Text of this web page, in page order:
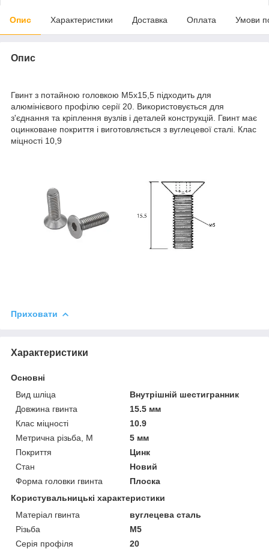
Опис Характеристики Доставка Оплата Умови
Опис
Гвинт з потайною головкою М5х15,5 підходить для
алюмінієвого профілю серії 20. Використовується для
з'єднання та кріплення вузлів і деталей конструкцій. Гвинт має
оцинковане покриття і виготовляється з вуглецевої сталі. Клас
міцності 10,9
Приховати
Характеристики
Основні
Вид шліца
Внутрішній шестигранник
Довжина гвинта
15.5 мм
Клас міцності
10.9
Метрична різьба, М
5 мм
Покриття
Цинк
Стан
Новий
Форма головки гвинта
Плоска
Користувальницькі характеристики
Матеріал гвинта
вуглецева сталь
Різьба
М5
Серія профіля
20